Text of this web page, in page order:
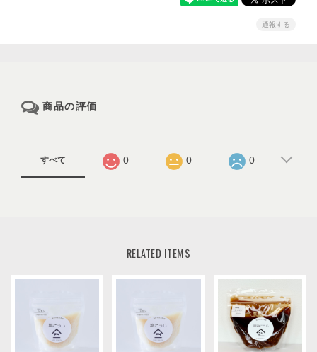
通報する
商品の評価
すべて 0 0 0
RELATED ITEMS